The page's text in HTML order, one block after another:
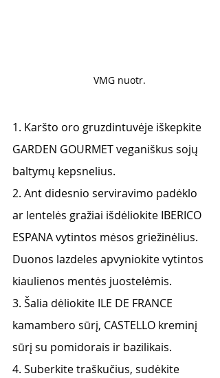
VMG nuotr.
1. Karšto oro gruzdintuvėje iškepkite
GARDEN GOURMET veganiškus sojų
baltymų kepsnelius.
2. Ant didesnio serviravimo padėklo
ar lentelės gražiai išdėliokite IBERICO
ESPANA vytintos mėsos griežinėlius.
Duonos lazdeles apvyniokite vytintos
kiaulienos mentės juostelėmis.
3. Šalia dėliokite ILE DE FRANCE
kamambero sūrį, CASTELLO kreminį
sūrį su pomidorais ir bazilikais.
4. Suberkite traškučius, sudėkite